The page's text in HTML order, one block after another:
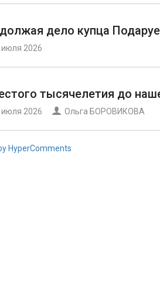
дело купца
июля 2026
тысячелетия до
июля 2026 Ольга БОРОВИКОВА
HyperComments